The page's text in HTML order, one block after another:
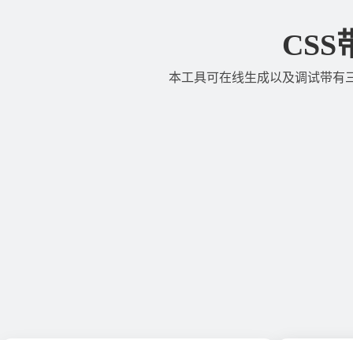
CSS
本工具可在线生成以及调试带有